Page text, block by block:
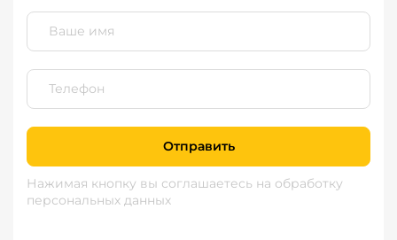
Отправить
Нажимая кнопку вы соглашаетесь на обработку
персональных данных